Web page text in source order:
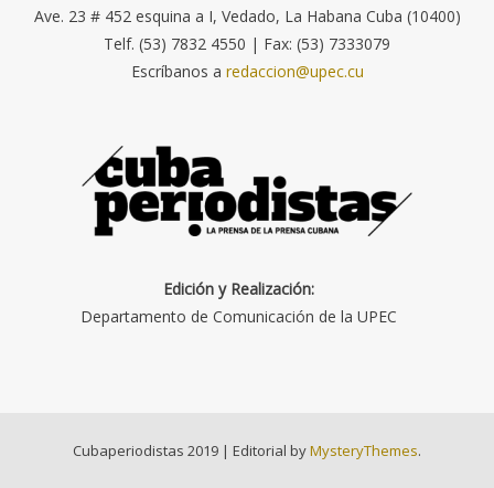
Ave. 23 # 452 esquina a I, Vedado, La Habana Cuba (10400)
Telf. (53) 7832 4550 | Fax: (53) 7333079
Escríbanos a redaccion@upec.cu
Edición y Realización:
Departamento de Comunicación de la UPEC
Cubaperiodistas 2019 | Editorial byMysteryThemes.